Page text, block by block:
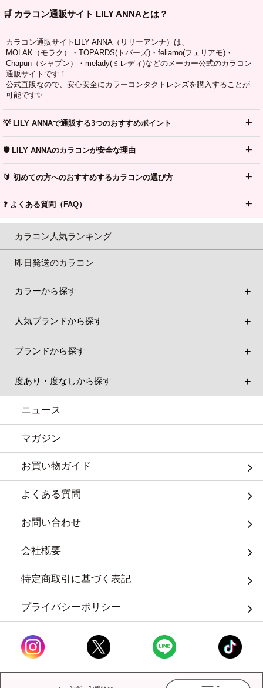
🛒 カラコン通販サイト LILY ANNAとは？
カラコン通販サイトLILY ANNA（リリーアンナ）は、
MOLAK（モラク）・TOPARDS(トパーズ)・feliamo(フェリアモ)・
Chapun（シャプン）・melady(ミレディ)などのメーカー公式のカラコン
通販サイトです！
公式直販なので、安心安全にカラーコンタクトレンズを購入することが
可能です✨
💡 LILY ANNAで通販する3つのおすすめポイント
🛡️ LILY ANNAのカラコンが安全な理由
🔰 初めての方へのおすすめするカラコンの選び方
❓ よくある質問（FAQ）
カラコン人気ランキング
即日発送のカラコン
カラーから探す
人気ブランドから探す
ブランドから探す
度あり・度なしから探す
ニュース
マガジン
お買い物ガイド
よくある質問
お問い合わせ
会社概要
特定商取引に基づく表記
プライバシーポリシー